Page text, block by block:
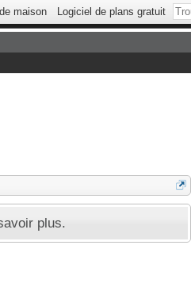
plus.
maison Logiciel de plans gratuit